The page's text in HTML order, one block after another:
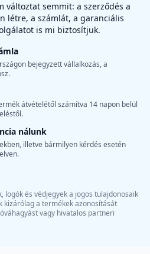
változtat semmit: a szerződés a
létre, a számlát, a garanciális
is mi biztosítjuk.
bejegyzett vállalkozás, a
átvételétől számítva 14 napon belül
nálunk
illetve bármilyen kérdés esetén
logók és védjegyek a jogos tulajdonosaik
kizárólag a termékek azonosítását
vagy hivatalos partneri